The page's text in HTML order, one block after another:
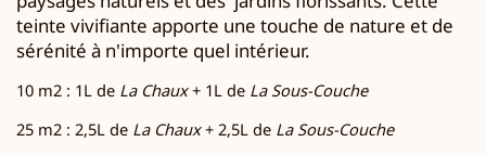
teinte vivifiante apporte une touche de nature et de
sérénité à n'importe quel intérieur.
10 m2 : 1L de La Chaux+ 1L de La Sous-Couche
25 m2 : 2,5L de La Chaux+ 2,5L de La Sous-Couche